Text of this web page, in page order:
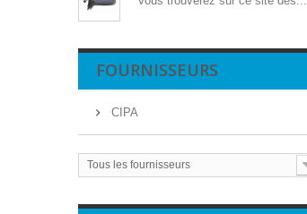
FOURNISSEURS
CIPA
Tous les fournisseurs